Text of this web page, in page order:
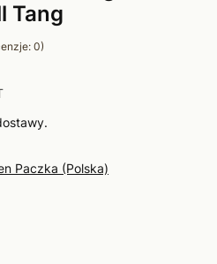
Tang
0)
Paczka (Polska)